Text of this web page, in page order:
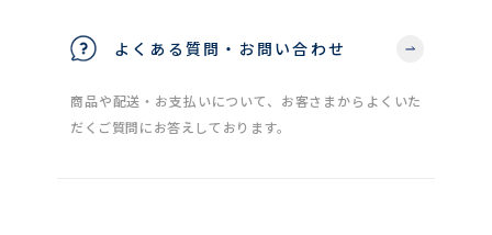
よくある質問・お問い合わせ
商品や配送・お支払いについて、お客さまからよくいた
だくご質問にお答えしております。